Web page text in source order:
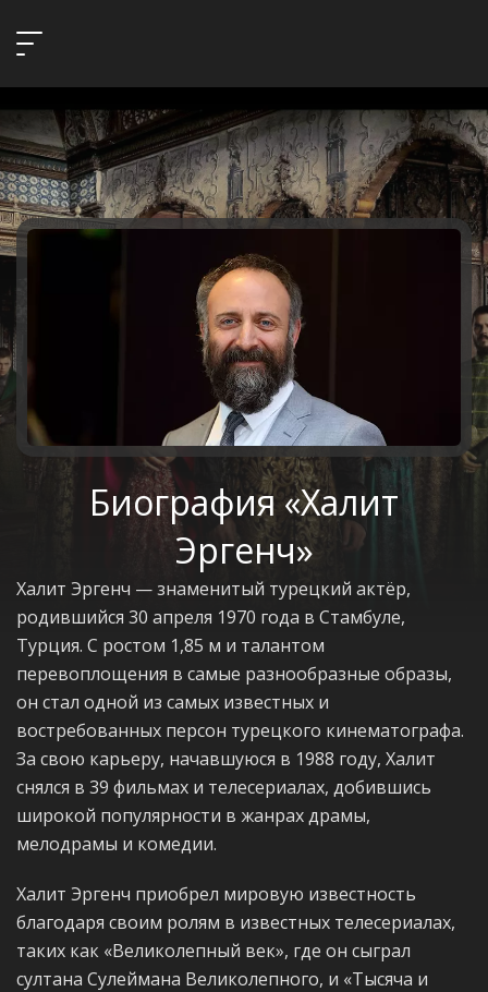
Биография «Халит
Эргенч»
Халит Эргенч — знаменитый турецкий актёр,
родившийся 30 апреля 1970 года в Стамбуле,
Турция. С ростом 1,85 м и талантом
перевоплощения в самые разнообразные образы,
он стал одной из самых известных и
востребованных персон турецкого кинематографа.
За свою карьеру, начавшуюся в 1988 году, Халит
снялся в 39 фильмах и телесериалах, добившись
широкой популярности в жанрах драмы,
мелодрамы и комедии.
Халит Эргенч приобрел мировую известность
благодаря своим ролям в известных телесериалах,
таких как «Великолепный век», где он сыграл
султана Сулеймана Великолепного, и «Тысяча и